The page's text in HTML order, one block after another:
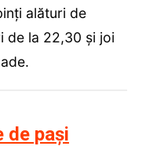
alături de
de la 22,30 și joi
de pași